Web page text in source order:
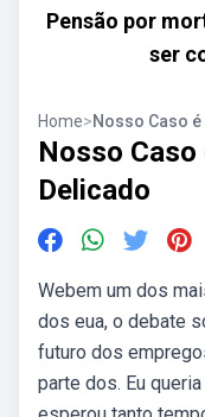
Pensão por
ser
Home>Nosso Caso
Nosso
Delicado
Webem um dos
dos eua, o debate
futuro dos
parte dos. Eu